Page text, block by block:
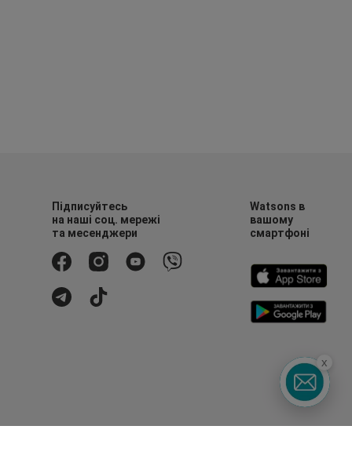
Підписуйтесь
на наші соц. мережі
та месенджери
Watsons в
вашому
смартфоні
x